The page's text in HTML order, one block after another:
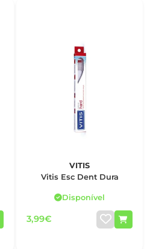
VITIS
Vitis Esc Dent Dura
Disponível
3,99€